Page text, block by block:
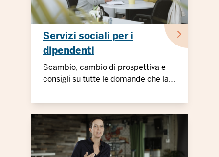
Servizi sociali per i
dipendenti
Scambio, cambio di prospettiva e
consigli su tutte le domande che la